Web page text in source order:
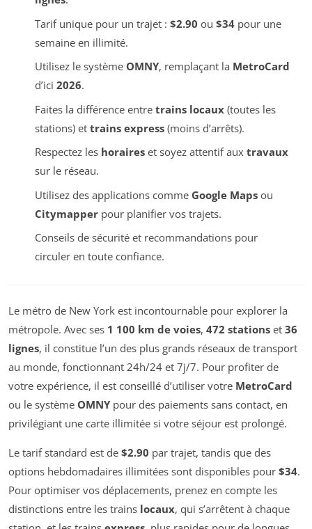
Tarif unique pour un trajet : $2.90 ou $34pour une
semaine en illimité.
Utilisez le système OMNY, remplaçant la MetroCard
d’ici 2026.
Faites la différence entre trains locaux(toutes les
stations) et trains express(moins d’arrêts).
Respectez les horaireset soyez attentif aux travaux
sur le réseau.
Utilisez des applications comme Google Mapsou
Citymapperpour planifier vos trajets.
Conseils de sécurité et recommandations pour
circuler en toute confiance.
Le métro de New York est incontournable pour explorer la
métropole. Avec ses 1 100 km de voies, 472 stations et 36
lignes, il constitue l’un des plus grands réseaux de transport
au monde, fonctionnant 24h/24 et 7j/7. Pour profiter de
votre expérience, il est conseillé d’utiliser votre MetroCard
ou le système OMNY pour des paiements sans contact, en
privilégiant une carte illimitée si votre séjour est prolongé.
Le tarif standard est de $2.90 par trajet, tandis que des
options hebdomadaires illimitées sont disponibles pour $34.
Pour optimiser vos déplacements, prenez en compte les
distinctions entre les trains locaux, qui s’arrêtent à chaque